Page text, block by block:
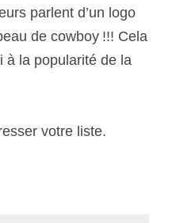
parlent d’un logo
de cowboy !!! Cela
à la popularité de la
votre liste.